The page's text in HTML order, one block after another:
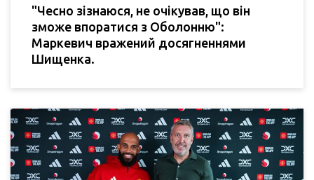
"Чесно зізнаюся, не очікував, що він
зможе впоратися з Оболонню":
Маркевич вражений досягненнями
Шищенка.